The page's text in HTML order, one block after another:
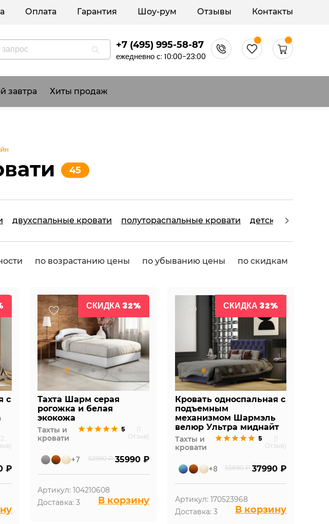
Оплата Гарантия Шоу-рум Отзывы Контакты
+7 (495) 995-58-87
ежедневно с: 10:00-23:00
завтра Хиты продаж
45
двухспальные кровати полутораспальные кровати детские кровати
по возрастанию цены по убыванию цены по скидкам
с
₽
СКИДКА 32%
Тахта Шарм серая
рогожка и белая
экокожа
Тахты и
кровати
5
(1
Отзыв)
+7 52990 ₽ 35990 ₽
Артикул: 104210608
Доставка: 3
В корзину
СКИДКА 32%
Кровать односпальная с
подъемным
механизмом Шармэль
велюр Ультра миднайт
Тахты и
кровати
5
(1
Отзыв)
+8 55890 ₽ 37990 ₽
Артикул: 170523968
Доставка: 3
В корзину